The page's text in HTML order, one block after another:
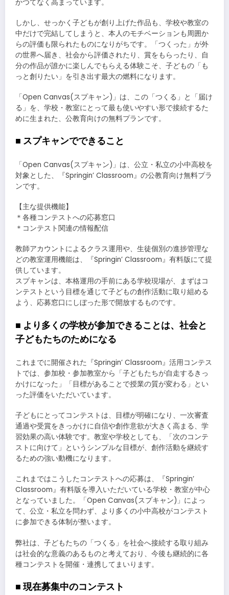
かつてなく高まっています。
しかし、せっかく子どもが創り上げた作品も、学校や教室の
中だけで完結してしまうと、本人のモチベーションも周囲か
らの評価も限られたものになりがちです。「つくった」が外
の世界へ届き、社会から評価されたり、賞をもらったり、自
分の作品が誰かに楽しんでもらえる体験こそ、子どもの「も
っと創りたい」を引き出す最大の燃料になります。
「Open Canvas(スプキャン)」は、この「つくる」と「届け
る」を、学校・教室にとって最も使いやすい形で接続するた
めに生まれた、公教育向けの無料プランです。
■ スプキャンでできること
「Open Canvas(スプキャン)」は、公立・私立の小中高校を
対象とした、『Springin’ Classroom』の公教育向け無料プラ
ンです。
【主な提供機能】
＊各種コンテストへの応募窓口
＊コンテスト関連の情報配信
教師アカウントによるクラス運用や、生徒個別の進捗管理な
どの教室運用機能は、『Springin’ Classroom』有料版にて提
供しています。
スプキャンは、本格運用の手前にある学校現場が、まずはコ
ンテストという目標を通じて子どもの創作活動に取り組める
よう、応募窓口にしぼった形で開放するものです。
■ より多くの学校が参加できることは、社会と
子どもたちのためになる
これまでに開催された『Springin’ Classroom』活用コンテス
トでは、参加校・参加教室から「子どもたちが自走するきっ
かけになった」「目標があることで授業の質が変わる」とい
った評価をいただいています。
子どもにとってコンテストは、目標が明確になり、一次審査
通過や受賞をきっかけに自信や創作意欲が大きく高まる、学
習効果の高い体験です。教室や学校としても、「次のコンテ
ストに向けて」というシンプルな目標が、創作活動を継続す
るための強い動機になります。
これまではこうしたコンテストへの応募は、『Springin’
Classroom』有料版を導入いただいている学校・教室が中心
となっていました。「Open Canvas(スプキャン)」によっ
て、公立・私立を問わず、より多くの小中高校がコンテスト
に参加できる体制が整います。
弊社は、子どもたちの「つくる」を社会へ接続する取り組み
は社会的な意義のあるものと考えており、今後も継続的に各
種コンテストを開催・連携してまいります。
■ 現在募集中のコンテスト